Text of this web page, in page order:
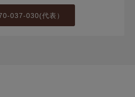
037-030(代表）